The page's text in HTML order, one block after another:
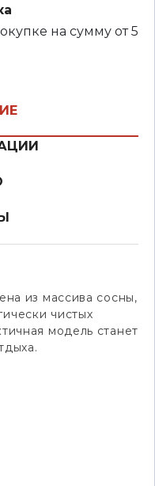
на сумму от 5
из массива сосны,
чистых
модель станет